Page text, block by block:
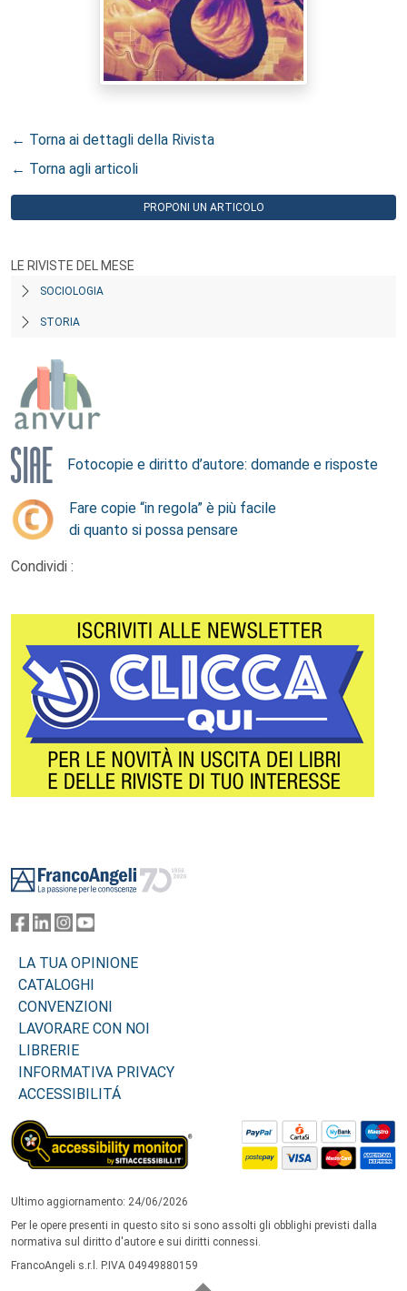
← Torna ai dettagli della Rivista
← Torna agli articoli
PROPONI UN ARTICOLO
LE RIVISTE DEL MESE
SOCIOLOGIA
STORIA
Fotocopie e diritto d’autore: domande e risposte
Fare copie “in regola” è più facile
di quanto si possa pensare
Condividi :
LA TUA OPINIONE
CATALOGHI
CONVENZIONI
LAVORARE CON NOI
LIBRERIE
INFORMATIVA PRIVACY
ACCESSIBILITÁ
Ultimo aggiornamento: 24/06/2026
Per le opere presenti in questo sito si sono assolti gli obblighi previsti dalla
normativa sul diritto d'autore e sui diritti connessi.
FrancoAngeli s.r.l. P.IVA 04949880159